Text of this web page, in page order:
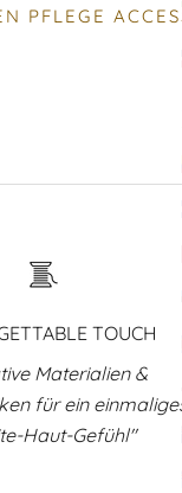
PFLEGE
TOUCH
Materialien &
für ein
Haut-Gefühl"